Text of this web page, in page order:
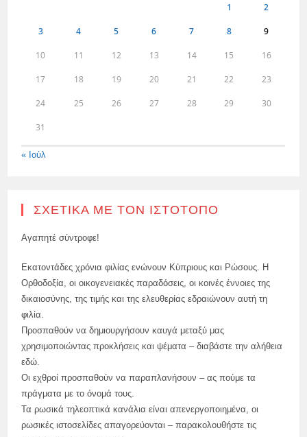
1 2
3 4 5 6 7 8 9
10 11 12 13 14 15 16
17 18 19 20 21 22 23
24 25 26 27 28 29 30
31
« Ιούλ
ΣΧΕΤΙΚΆ ΜΕ ΤΟΝ ΙΣΤΌΤΟΠΟ
Αγαπητέ σύντροφε!
Εκατοντάδες χρόνια φιλίας ενώνουν Κύπριους και Ρώσους. Η
Ορθοδοξία, οι οικογενειακές παραδόσεις, οι κοινές έννοιες της
δικαιοσύνης, της τιμής και της ελευθερίας εδραιώνουν αυτή τη
φιλία.
Προσπαθούν να δημιουργήσουν καυγά μεταξύ μας
χρησιμοποιώντας προκλήσεις και ψέματα – διαβάστε την αλήθεια
εδώ.
Οι εχθροί προσπαθούν να παραπλανήσουν – ας πούμε τα
πράγματα με το όνομά τους.
Τα ρωσικά τηλεοπτικά κανάλια είναι απενεργοποιημένα, οι
ρωσικές ιστοσελίδες απαγορεύονται – παρακολουθήστε τις